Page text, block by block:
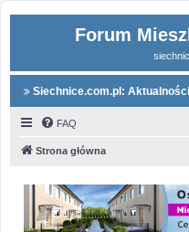
Forum
Siechnice.com.pl:
FAQ
Strona główna